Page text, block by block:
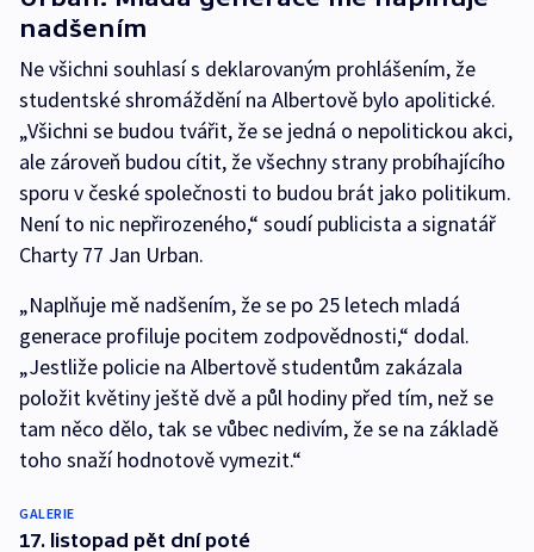
nadšením
Ne všichni souhlasí s deklarovaným prohlášením, že
studentské shromáždění na Albertově bylo apolitické.
„Všichni se budou tvářit, že se jedná o nepolitickou akci,
ale zároveň budou cítit, že všechny strany probíhajícího
sporu v české společnosti to budou brát jako politikum.
Není to nic nepřirozeného,“ soudí publicista a signatář
Charty 77 Jan Urban.
„Naplňuje mě nadšením, že se po 25 letech mladá
generace profiluje pocitem zodpovědnosti,“ dodal.
„Jestliže policie na Albertově studentům zakázala
položit květiny ještě dvě a půl hodiny před tím, než se
tam něco dělo, tak se vůbec nedivím, že se na základě
toho snaží hodnotově vymezit.“
GALERIE
17. listopad pět dní poté